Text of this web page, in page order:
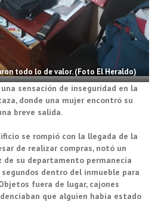
todo lo de valor. (Foto El Heraldo)
sensación de inseguridad en la
donde una mujer encontró su
breve salida.
se rompió con la llegada de la
de realizar compras, notó un
su departamento permanecía
dentro del inmueble para
fuera de lugar, cajones
que alguien había estado